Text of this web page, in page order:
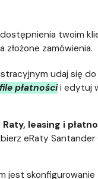
twoim
złożone zamówienia.
udaj się do
płatnościi edytuj
Raty, leasing i
eRaty Santander
jest